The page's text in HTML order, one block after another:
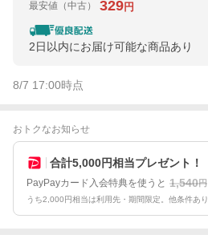
最安値 （中古） 329円
2日以内にお届け可能な商品あり
8/7 17:00時点
おトクなお知らせ
合計5,000円相当プレゼント！
PayPayカード入会特典を使うと 1,540円
うち2,000円相当は利用先・期間限定。他条件あり